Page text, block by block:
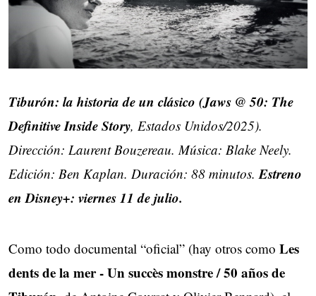
Tiburón: la historia de un clásico (Jaws @ 50: The
Definitive Inside Story, Estados Unidos/2025).
Dirección: Laurent Bouzereau. Música: Blake Neely.
Edición: Ben Kaplan. Duración: 88 minutos. Estreno
en Disney+: viernes 11 de julio.
Como todo documental “oficial” (hay otros como Les
dents de la mer - Un succès monstre / 50 años de